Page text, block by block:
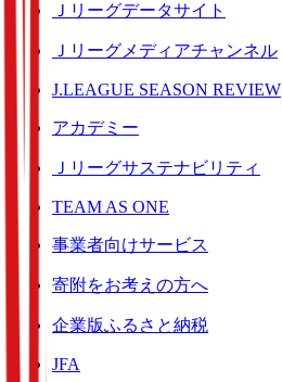
Ｊリーグデータサイト
Ｊリーグメディアチャンネル
J.LEAGUE SEASON REVIEW
アカデミー
Ｊリーグサステナビリティ
TEAM AS ONE
事業者向けサービス
寄附をお考えの方へ
企業版ふるさと納税
JFA